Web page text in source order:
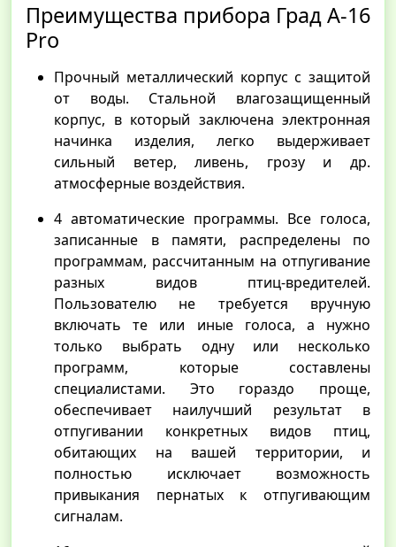
Преимущества прибора Град А-16
Pro
Прочный металлический корпус с защитой
от воды. Стальной влагозащищенный
корпус, в который заключена электронная
начинка изделия, легко выдерживает
сильный ветер, ливень, грозу и др.
атмосферные воздействия.
4 автоматические программы. Все голоса,
записанные в памяти, распределены по
программам, рассчитанным на отпугивание
разных видов птиц-вредителей.
Пользователю не требуется вручную
включать те или иные голоса, а нужно
только выбрать одну или несколько
программ, которые составлены
специалистами. Это гораздо проще,
обеспечивает наилучший результат в
отпугивании конкретных видов птиц,
обитающих на вашей территории, и
полностью исключает возможность
привыкания пернатых к отпугивающим
сигналам.